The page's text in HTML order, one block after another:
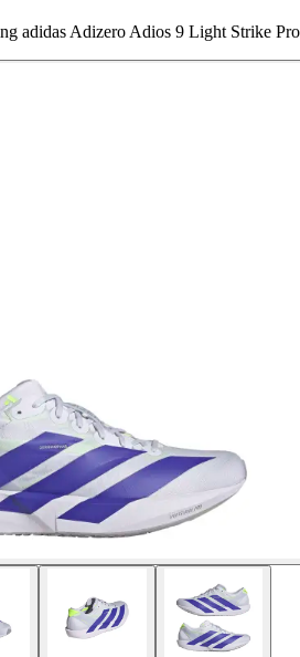
adidas Adizero Adios 9 Light Strike Pro